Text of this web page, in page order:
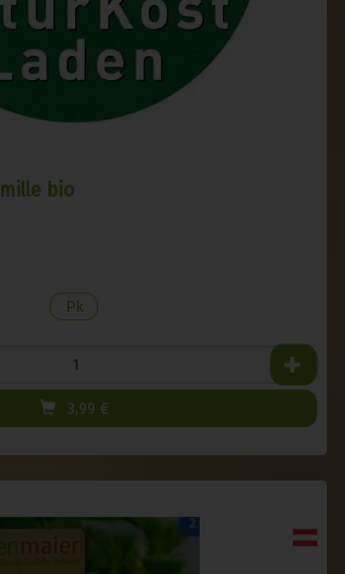
bio
Pk
3,99 €